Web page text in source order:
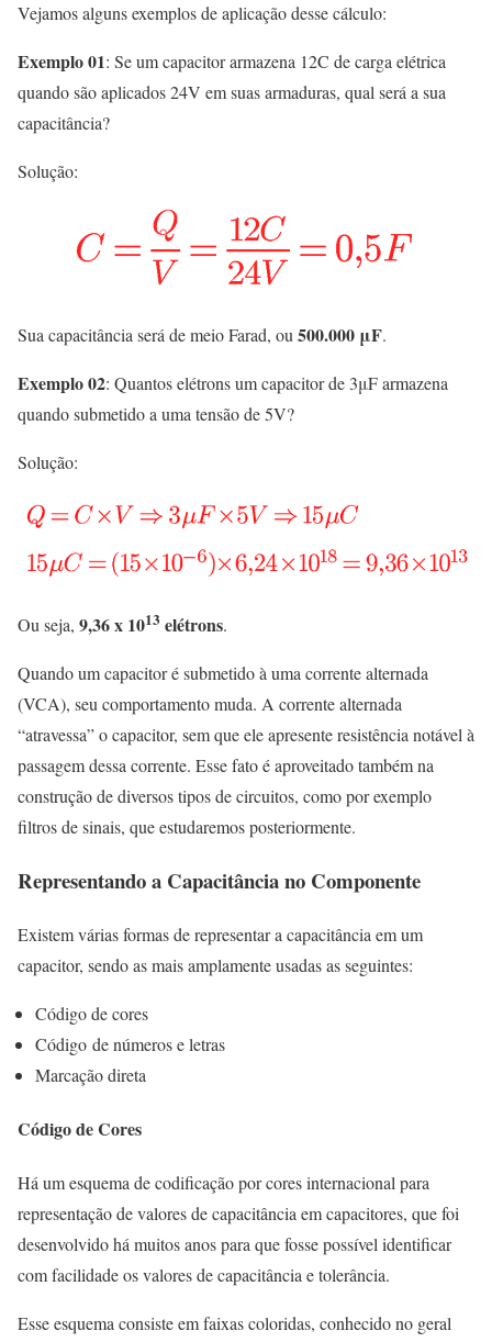
Vejamos alguns exemplos de aplicação desse cálculo:
Exemplo 01: Se um capacitor armazena 12C de carga elétrica
quando são aplicados 24V em suas armaduras, qual será a sua
capacitância?
Solução:
Sua capacitância será de meio Farad, ou 500.000 μF.
Exemplo 02: Quantos elétrons um capacitor de 3μF armazena
quando submetido a uma tensão de 5V?
Solução:
Ou seja, 9,36 x 1013 elétrons.
Quando um capacitor é submetido à uma corrente alternada
(VCA), seu comportamento muda. A corrente alternada
“atravessa” o capacitor, sem que ele apresente resistência notável à
passagem dessa corrente. Esse fato é aproveitado também na
construção de diversos tipos de circuitos, como por exemplo
filtros de sinais, que estudaremos posteriormente.
Representando a Capacitância no Componente
Existem várias formas de representar a capacitância em um
capacitor, sendo as mais amplamente usadas as seguintes:
Código de cores
Código de números e letras
Marcação direta
Código de Cores
Há um esquema de codificação por cores internacional para
representação de valores de capacitância em capacitores, que foi
desenvolvido há muitos anos para que fosse possível identificar
com facilidade os valores de capacitância e tolerância.
Esse esquema consiste em faixas coloridas, conhecido no geral